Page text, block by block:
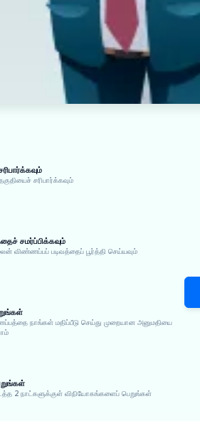
சரிபார்க்கவும்
சமர்ப்பிக்கவும்
விண்ணப்பப் படிவத்தைப் பூர்த்தி செய்யவும்
நாங்கள் மதிப்பீடு செய்து முறையான அனுமதியை
2 நாட்களுக்குள் விநியோகங்களைப் பெறுங்கள்